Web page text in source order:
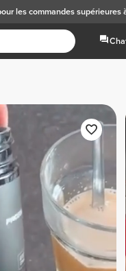
les commandes supérieures